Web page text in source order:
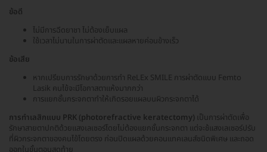
ข้อดี
ไม่มีการฉีดยาชา ไม่ต้องเย็บแผล
ใช้เวลาไม่นานในการผ่าตัดและแผลหายค่อนข้างเร็ว
ข้อเสีย
หากเปรียบการรักษาด้วยการทำ ReLEx SMILE การผ่าตัดแบบ Femto
Lasik คนไข้จะมีโอกาสตาแห้งมากกว่า
การแยกชั้นกระจกตาทำให้เกิดรอยแผลบนผิวกระจกตาได้
การทำเลสิกแบบ PRK (photorefractive keratectomy) เป็นการผ่าตัดเพื่อ
รักษาสายตาปกติด้วยแสงเลเซอร์โดยไม่ต้องแยกชั้นกระจกตา แต่จะช้แสงเลเซอร์ปรับ
ที่ผิวกระจกตาของคนไข้โดยตรง ก่อนปิดแผลด้วยคอนแทคเลนส์ชนิดพิเศษ และถอด
ออกในขั้นตอนสุดท้าย